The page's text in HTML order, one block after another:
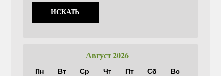
Август 2026
Пн Вт Ср Чт Пт Сб
Вс